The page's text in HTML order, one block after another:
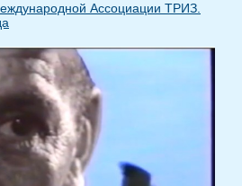
Ассоциации ТРИЗ.